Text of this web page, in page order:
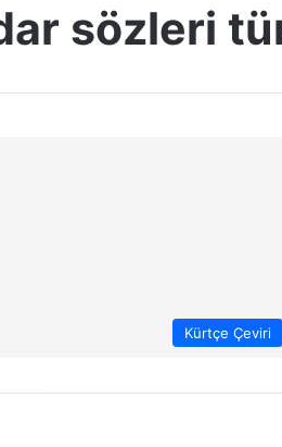
sözleri
Kürtçe Çeviri